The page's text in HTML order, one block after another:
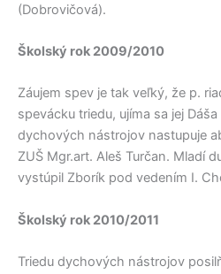
(Dobrovičová).
Školský rok 2009/2010
Záujem spev je tak veľký, že p.
spevácku triedu, ujíma sa jej
dychových nástrojov nastupuje
ZUŠ Mgr.art. Aleš Turčan. Mladí
vystúpil Zborík pod vedením I.
Školský rok 2010/2011
Triedu dychových nástrojov